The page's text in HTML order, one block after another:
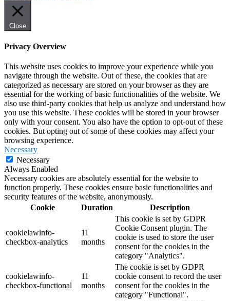
Close
Privacy Overview
This website uses cookies to improve your experience while you
navigate through the website. Out of these, the cookies that are
categorized as necessary are stored on your browser as they are
essential for the working of basic functionalities of the website. We
also use third-party cookies that help us analyze and understand how
you use this website. These cookies will be stored in your browser
only with your consent. You also have the option to opt-out of these
cookies. But opting out of some of these cookies may affect your
browsing experience.
Necessary
Necessary
Always Enabled
Necessary cookies are absolutely essential for the website to
function properly. These cookies ensure basic functionalities and
security features of the website, anonymously.
Cookie
Duration Description
cookielawinfo-
checkbox-analytics
11
months
This cookie is set by GDPR
Cookie Consent plugin. The
cookie is used to store the user
consent for the cookies in the
category "Analytics".
cookielawinfo-
checkbox-functional
11
months
The cookie is set by GDPR
cookie consent to record the user
consent for the cookies in the
category "Functional".